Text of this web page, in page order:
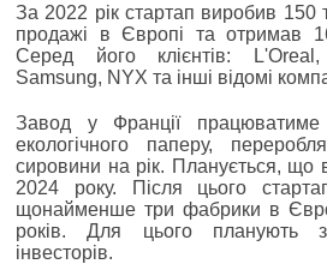
За 2022 рік стартап виробив 150
продажі в Європі та отримав
Серед його клієнтів:
Samsung, NYX та інші відомі
Завод у Франції працюватиме
екологічного паперу,
сировини на рік. Планується, що
2024 року. Після цього
щонайменше три фабрики в
років. Для цього планують
інвесторів.